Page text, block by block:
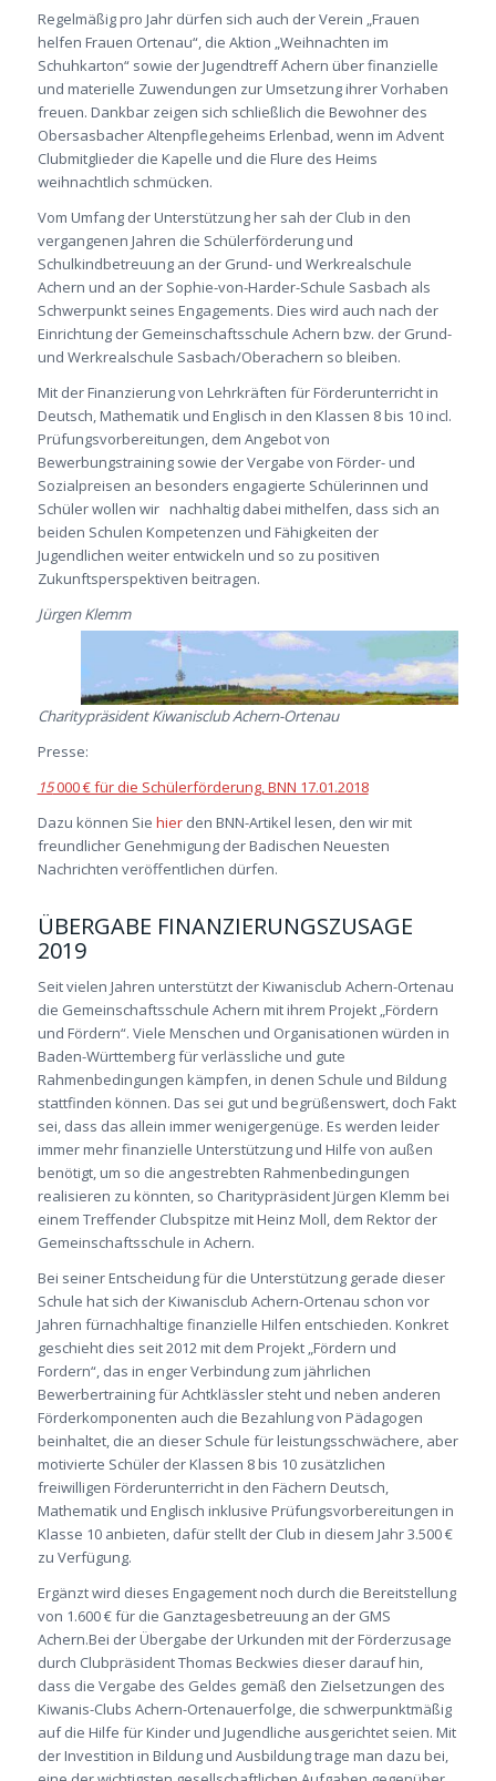
Regelmäßig pro Jahr dürfen sich auch der Verein „Frauen
helfen Frauen Ortenau“, die Aktion „Weihnachten im
Schuhkarton“ sowie der Jugendtreff Achern über finanzielle
und materielle Zuwendungen zur Umsetzung ihrer Vorhaben
freuen. Dankbar zeigen sich schließlich die Bewohner des
Obersasbacher Altenpflegeheims Erlenbad, wenn im Advent
Clubmitglieder die Kapelle und die Flure des Heims
weihnachtlich schmücken.
Vom Umfang der Unterstützung her sah der Club in den
vergangenen Jahren die Schülerförderung und
Schulkindbetreuung an der Grund- und Werkrealschule
Achern und an der Sophie-von-Harder-Schule Sasbach als
Schwerpunkt seines Engagements. Dies wird auch nach der
Einrichtung der Gemeinschaftsschule Achern bzw. der Grund-
und Werkrealschule Sasbach/Oberachern so bleiben.
Mit der Finanzierung von Lehrkräften für Förderunterricht in
Deutsch, Mathematik und Englisch in den Klassen 8 bis 10 incl.
Prüfungsvorbereitungen, dem Angebot von
Bewerbungstraining sowie der Vergabe von Förder- und
Sozialpreisen an besonders engagierte Schülerinnen und
Schüler wollen wir nachhaltig dabei mithelfen, dass sich an
beiden Schulen Kompetenzen und Fähigkeiten der
Jugendlichen weiter entwickeln und so zu positiven
Zukunftsperspektiven beitragen.
Jürgen Klemm
Charitypräsident Kiwanisclub Achern-Ortenau
Presse:
15000 € für die Schülerförderung, BNN 17.01.2018
Dazu können Sie hierden BNN-Artikel lesen, den wir mit
freundlicher Genehmigung der Badischen Neuesten
Nachrichten veröffentlichen dürfen.
ÜBERGABE FINANZIERUNGSZUSAGE
2019
Seit vielen Jahren unterstützt der Kiwanisclub Achern-Ortenau
die Gemeinschaftsschule Achern mit ihrem Projekt „Fördern
und Fördern“. Viele Menschen und Organisationen würden in
Baden-Württemberg für verlässliche und gute
Rahmenbedingungen kämpfen, in denen Schule und Bildung
stattfinden können. Das sei gut und begrüßenswert, doch Fakt
sei, dass das allein immer wenigergenüge. Es werden leider
immer mehr finanzielle Unterstützung und Hilfe von außen
benötigt, um so die angestrebten Rahmenbedingungen
realisieren zu könnten, so Charitypräsident Jürgen Klemm bei
einem Treffender Clubspitze mit Heinz Moll, dem Rektor der
Gemeinschaftsschule in Achern.
Bei seiner Entscheidung für die Unterstützung gerade dieser
Schule hat sich der Kiwanisclub Achern-Ortenau schon vor
Jahren fürnachhaltige finanzielle Hilfen entschieden. Konkret
geschieht dies seit 2012 mit dem Projekt „Fördern und
Fordern“, das in enger Verbindung zum jährlichen
Bewerbertraining für Achtklässler steht und neben anderen
Förderkomponenten auch die Bezahlung von Pädagogen
beinhaltet, die an dieser Schule für leistungsschwächere, aber
motivierte Schüler der Klassen 8 bis 10 zusätzlichen
freiwilligen Förderunterricht in den Fächern Deutsch,
Mathematik und Englisch inklusive Prüfungsvorbereitungen in
Klasse 10 anbieten, dafür stellt der Club in diesem Jahr 3.500 €
zu Verfügung.
Ergänzt wird dieses Engagement noch durch die Bereitstellung
von 1.600 € für die Ganztagesbetreuung an der GMS
Achern.Bei der Übergabe der Urkunden mit der Förderzusage
durch Clubpräsident Thomas Beckwies dieser darauf hin,
dass die Vergabe des Geldes gemäß den Zielsetzungen des
Kiwanis-Clubs Achern-Ortenauerfolge, die schwerpunktmäßig
auf die Hilfe für Kinder und Jugendliche ausgerichtet seien. Mit
der Investition in Bildung und Ausbildung trage man dazu bei,